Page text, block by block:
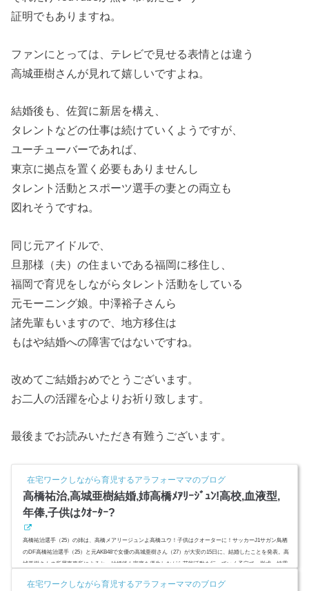
証明でもありますね。
ファンにとっては、テレビで見せる表情とは違う
高城亜樹さんが見れて嬉しいですよね。
結婚後も、佐賀に新居を構え、
タレントなどの仕事は続けていくようですが、
ユーチューバーであれば、
東京に拠点を置く必要もありませんし
タレント活動とスポーツ選手の妻との両立も
図れそうですね。
同じ元アイドルで、
旦那様（夫）の住まいである福岡に移住し、
福岡で育児をしながらタレント活動をしている
元モーニング娘。中澤裕子さんら
諸先輩もいますので、地方移住は
もはや結婚への障害ではないですね。
改めてご結婚おめでとうございます。
お二人の活躍を心よりお祈り致します。
最後までお読みいただき有難うございます。
在宅ワークしながら育児するアラフォーママのブログ
高橋祐治,高城亜樹結婚,姉高橋ﾒｱﾘｰｼﾞｭﾝ!高校,血液型,
年俸,子供はｸｵｰﾀｰ?
高橋祐治選手（25）の姉は、高橋メアリージュンよ高橋ユウ！子供はクオーターに！サッカーJ1サガン鳥栖
のDF高橋祐治選手（25）と元AKB48で女優の高城亜樹さん（27）が大安の15日に、結婚したことを発表。高
城亜樹さんの所属事務所によると、結婚後も家庭を優先しながら芸能活動を行っていく予定で、挙式・披露
るようです。高橋祐治さんと高城亜樹さんの結婚で女優高橋メアリージュン（31）さんと高橋ユウさん（2
在宅ワークしながら育児するアラフォーママのブログ